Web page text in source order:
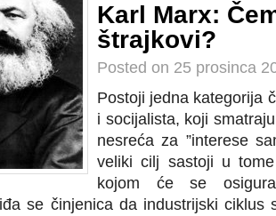
Karl Marx:
štrajkovi?
Posted on 25 prosinca
Postoji jedna kategorija
i socijalista, koji
nesreća za ”interese
veliki cilj sastoji u
kojom će se
se činjenica da industrijski ciklus